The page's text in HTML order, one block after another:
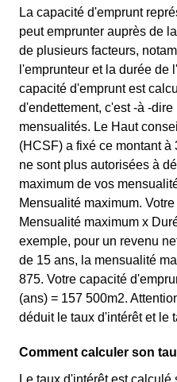
La capacité d'emprunt
peut emprunter auprès de
de plusieurs facteurs,
l'emprunteur et la durée de
capacité d'emprunt est
d'endettement, c'est -à -
mensualités. Le Haut
(HCSF) a fixé ce montant
ne sont plus autorisées à
maximum de vos
Mensualité maximum.
Mensualité maximum x
exemple, pour un revenu
de 15 ans, la mensualité
875. Votre capacité
(ans) = 157 500m2.
déduit le taux d'intérêt et le
Comment calculer son
Le taux d'intérêt est